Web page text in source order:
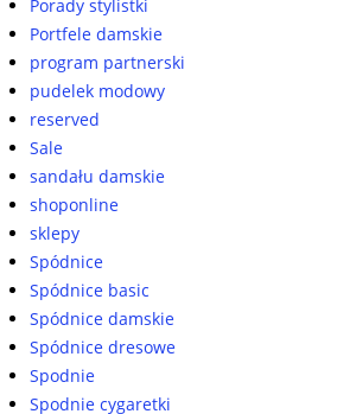
Porady stylistki
Portfele damskie
program partnerski
pudelek modowy
reserved
Sale
sandału damskie
shoponline
sklepy
Spódnice
Spódnice basic
Spódnice damskie
Spódnice dresowe
Spodnie
Spodnie cygaretki